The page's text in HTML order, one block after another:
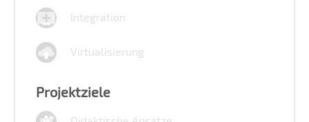
Integration
Virtualisierung
Projektziele